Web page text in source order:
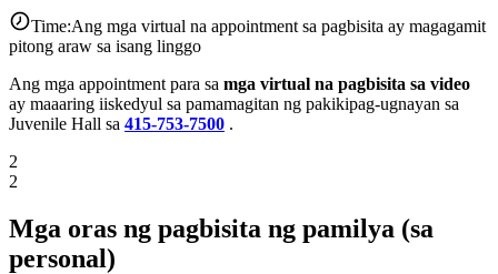
Time:Ang mga virtual na appointment sa pagbisita ay magagamit
pitong araw sa isang linggo
Ang mga appointment para sa mga virtual na pagbisita sa video
ay maaaring iiskedyul sa pamamagitan ng pakikipag-ugnayan sa
Juvenile Hall sa 415-753-7500 .
2
2
Mga oras ng pagbisita ng pamilya (sa
personal)